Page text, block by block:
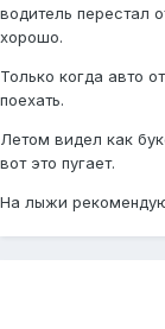
водитель перестал
хорошо.
Только когда авто
поехать.
Летом видел как
вот это пугает.
На лыжи